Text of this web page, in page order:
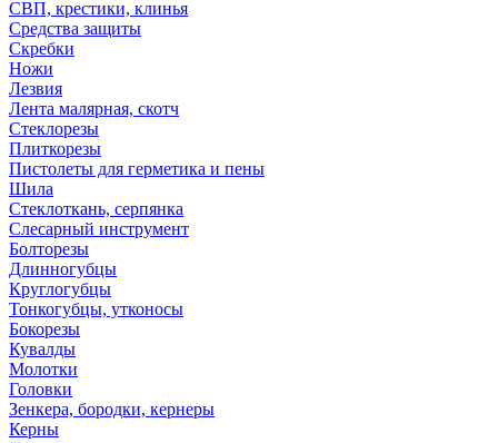
СВП, крестики, клинья
Средства защиты
Скребки
Ножи
Лезвия
Лента малярная, скотч
Стеклорезы
Плиткорезы
Пистолеты для герметика и пены
Шила
Стеклоткань, серпянка
Слесарный инструмент
Болторезы
Длинногубцы
Круглогубцы
Тонкогубцы, утконосы
Бокорезы
Кувалды
Молотки
Головки
Зенкера, бородки, кернеры
Керны